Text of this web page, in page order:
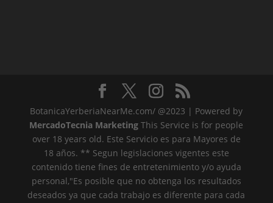
BotanicaYerberiaNearMe.com/ @2023 | Powered by
MercadoTecnia MarketingThis Service is for people
over 18 years old. Este Servicio es para Mayores de
18 años. ** Segun legislaciones vigentes este
contenido tiene fines de entretenimiento y/o ayuda
personal,"Es posible que no obtenga los resultados
deseados ya que cada trabajo es diferente para cada